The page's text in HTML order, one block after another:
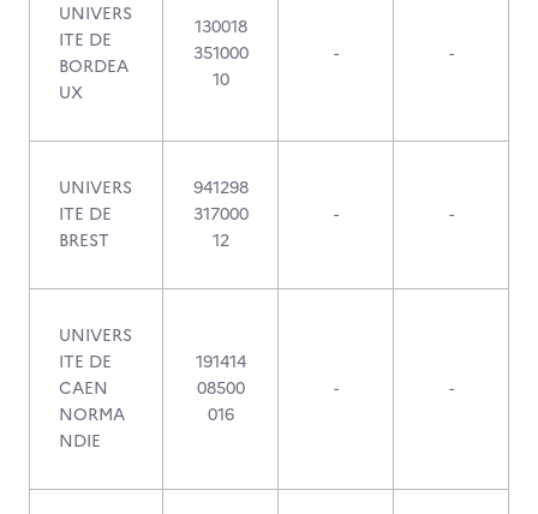
UNIVERS
ITE DE
BORDEA
UX
130018
351000
10
- -
UNIVERS
ITE DE
BREST
941298
317000
12
- -
UNIVERS
ITE DE
CAEN
NORMA
NDIE
191414
08500
016
- -